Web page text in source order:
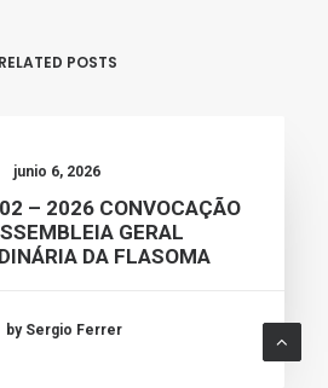
RELATED POSTS
junio 6, 2026
– 2026 CONVOCAÇÃO
GERAL
DA FLASOMA
by Sergio Ferrer